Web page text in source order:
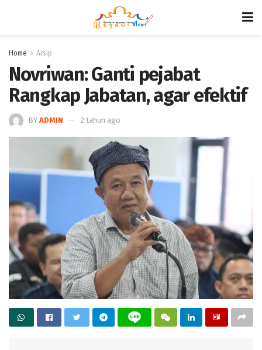
Home Arsip
Novriwan: Ganti pejabat
Rangkap Jabatan, agar efektif
BY ADMIN 2 tahun ago